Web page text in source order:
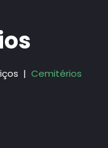
Cemitérios